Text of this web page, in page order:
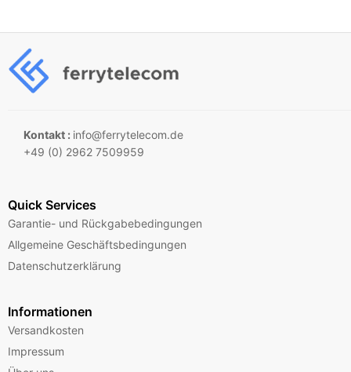
Kontakt : info@ferrytelecom.de
+49 (0) 2962 7509959
Quick Services
Garantie- und Rückgabebedingungen
Allgemeine Geschäftsbedingungen
Datenschutzerklärung
Informationen
Versandkosten
Impressum